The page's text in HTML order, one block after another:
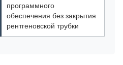
программного
обеспечения без закрытия
рентгеновской трубки